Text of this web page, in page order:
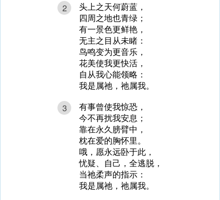
2
头上之天何蔚蓝，
四周之地也青绿；
有一景色更鲜艳，
无主之目从未睹：
鸟鸣变为更音乐，
花美使我更快活，
自从我心能领略：
我是属祂，祂属我。
3
有事曾使我惊恐，
今不再扰我安息；
靠在永久膀臂中，
枕在爱的胸怀里。
哦，愿永远卧于此，
忧疑、自己，全逃脱，
当祂柔声的指示：
我是属祂，祂属我。